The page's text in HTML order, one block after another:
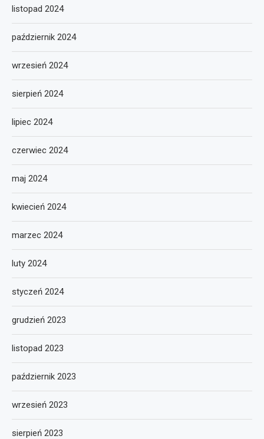
listopad 2024
październik 2024
wrzesień 2024
sierpień 2024
lipiec 2024
czerwiec 2024
maj 2024
kwiecień 2024
marzec 2024
luty 2024
styczeń 2024
grudzień 2023
listopad 2023
październik 2023
wrzesień 2023
sierpień 2023